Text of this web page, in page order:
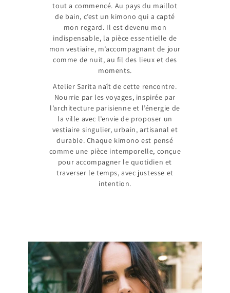
tout a commencé. Au pays du maillot
de bain, c’est un kimono qui a capté
mon regard. Il est devenu mon
indispensable, la pièce essentielle de
mon vestiaire, m’accompagnant de jour
comme de nuit, au fil des lieux et des
moments.
Atelier Sarita naît de cette rencontre.
Nourrie par les voyages, inspirée par
l’architecture parisienne et l’énergie de
la ville avec l’envie de proposer un
vestiaire singulier, urbain, artisanal et
durable. Chaque kimono est pensé
comme une pièce intemporelle, conçue
pour accompagner le quotidien et
traverser le temps, avec justesse et
intention.